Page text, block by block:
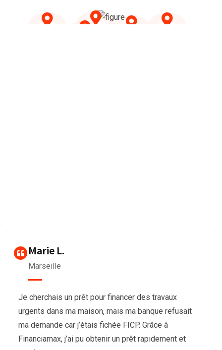
Nous avions besoin de trésorerie pour notre
association afin d’organiser un grand événement,
mais nos demandes de prêt étaient sans succès.
L’équipe de Financiamax a été très professionnelle